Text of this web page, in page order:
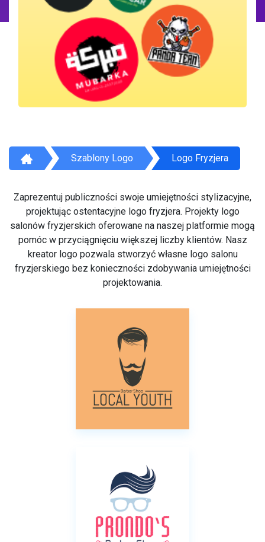
Szablony Logo Logo Fryzjera
Zaprezentuj publiczności swoje umiejętności stylizacyjne,
projektując ostentacyjne logo fryzjera. Projekty logo
salonów fryzjerskich oferowane na naszej platformie mogą
pomóc w przyciągnięciu większej liczby klientów. Nasz
kreator logo pozwala stworzyć własne logo salonu
fryzjerskiego bez konieczności zdobywania umiejętności
projektowania.